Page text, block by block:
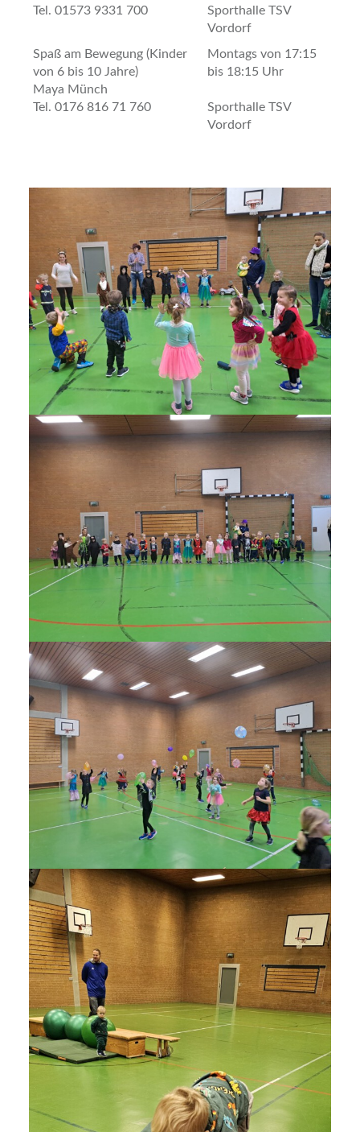
Tel. 01573 9331 700
Sporthalle TSV
Vordorf
Spaß am Bewegung (Kinder
von 6 bis 10 Jahre)
Maya Münch
Tel. 0176 816 71 760
Montags von 17:15
bis 18:15 Uhr
Sporthalle TSV
Vordorf